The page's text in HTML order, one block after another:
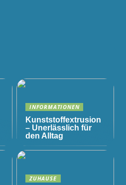
INFORMATIONEN
Kunststoffextrusion
– Unerlässlich für
den Alltag
ZUHAUSE